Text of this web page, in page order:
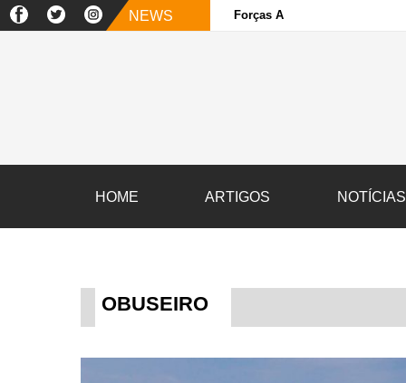
NEWS Forças Armadas e
HOME ARTIGOS NOTÍCIAS
OBUSEIRO